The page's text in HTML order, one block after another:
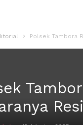
Polsek Tambora